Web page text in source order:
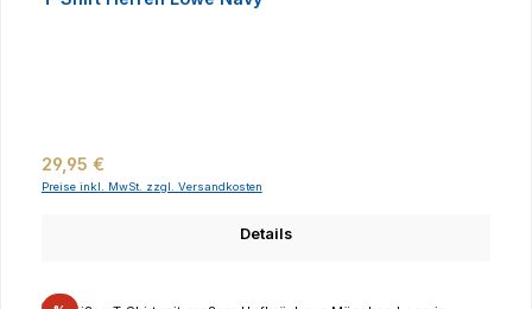
Regulärer Preis:
29,95 €
Preise inkl. MwSt. zzgl. Versandkosten
Details